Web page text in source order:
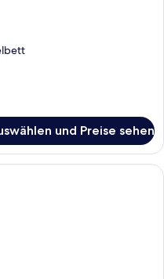
und Preise sehen